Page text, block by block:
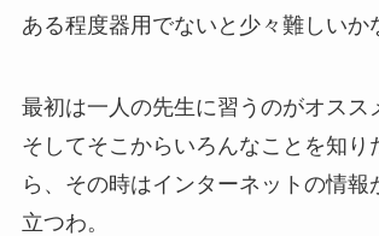
ある程度器用でないと少々難しいか
最初は一人の先生に習うのがオスス
そしてそこからいろんなことを知り
ら、その時はインターネットの情報
立つわ。